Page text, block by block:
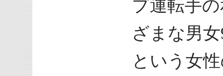
プ運転手
ざまな男
という女